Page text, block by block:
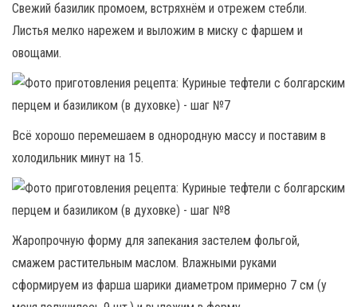
Свежий базилик промоем, встряхнём и отрежем стебли.
Листья мелко нарежем и выложим в миску с фаршем и
овощами.
Всё хорошо перемешаем в однородную массу и поставим в
холодильник минут на 15.
Жаропрочную форму для запекания застелем фольгой,
смажем растительным маслом. Влажными руками
сформируем из фарша шарики диаметром примерно 7 см (у